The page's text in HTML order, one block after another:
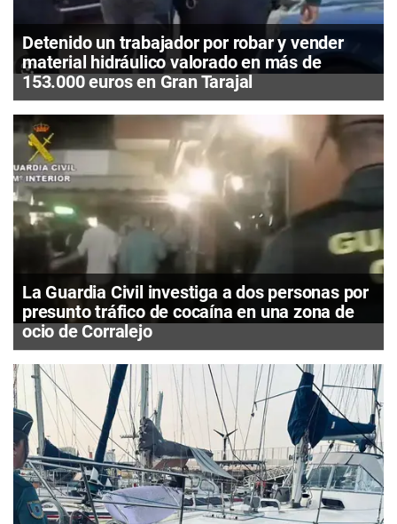
Detenido un trabajador por robar y vender
material hidráulico valorado en más de
153.000 euros en Gran Tarajal
La Guardia Civil investiga a dos personas por
presunto tráfico de cocaína en una zona de
ocio de Corralejo